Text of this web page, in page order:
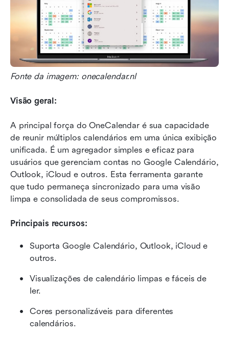
Fonte da imagem: onecalendar.nl
Visão geral:
A principal força do OneCalendar é sua capacidade
de reunir múltiplos calendários em uma única exibição
unificada. É um agregador simples e eficaz para
usuários que gerenciam contas no Google Calendário,
Outlook, iCloud e outros. Esta ferramenta garante
que tudo permaneça sincronizado para uma visão
limpa e consolidada de seus compromissos.
Principais recursos:
Suporta Google Calendário, Outlook, iCloud e
outros.
Visualizações de calendário limpas e fáceis de
ler.
Cores personalizáveis para diferentes
calendários.